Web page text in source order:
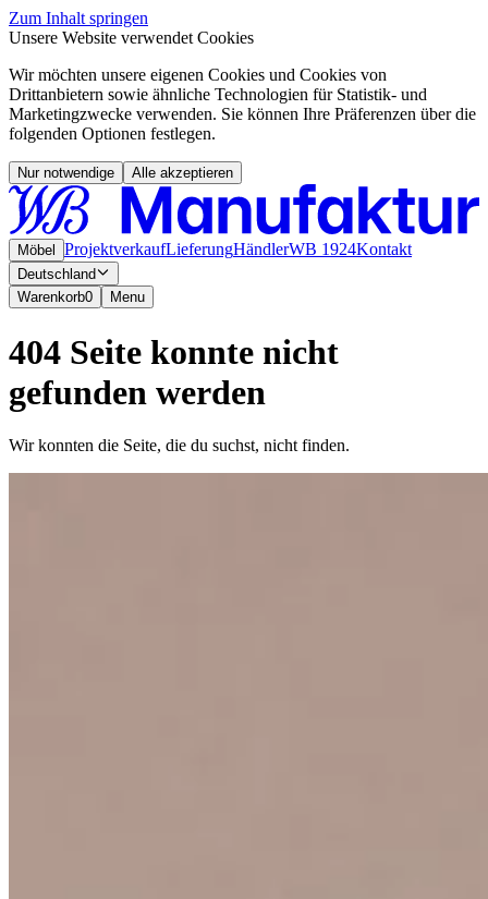
Zum Inhalt springen
Unsere Website verwendet Cookies
Wir möchten unsere eigenen Cookies und Cookies von
Drittanbietern sowie ähnliche Technologien für Statistik- und
Marketingzwecke verwenden. Sie können Ihre Präferenzen über die
folgenden Optionen festlegen.
Nur notwendige Alle akzeptieren
Möbel ProjektverkaufLieferungHändlerWB 1924Kontakt
Deutschland
Warenkorb0 Menu
404 Seite konnte nicht
gefunden werden
Wir konnten die Seite, die du suchst, nicht finden.